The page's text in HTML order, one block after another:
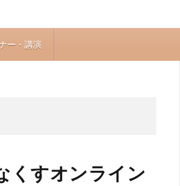
ー・講演
くすオンライン